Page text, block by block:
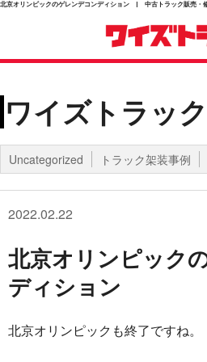
北京オリンピックのゲレンデコンディション | 中古トラック販売・
ワイズトラッ
Uncategorized トラック架装事例
2022.02.22
北京オリンピック
ディション
北京オリンピックも終了ですね。